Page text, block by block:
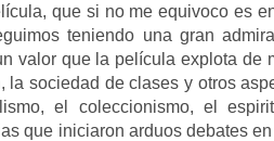
que si no me equivoco es
teniendo una gran
valor que la película explota de
la sociedad de clases y otros
el coleccionismo, el
que iniciaron arduos debates